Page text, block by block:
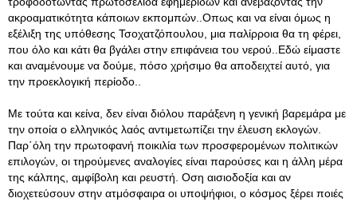
ακροαματικότητα κάποιων εκπομπών..Οπως και να είναι όμως η
εξέλιξη της υπόθεσης Τσοχατζόπουλου, μια παλίρροια θα τη φέρει,
που όλο και κάτι θα βγάλει στην επιφάνεια του νερού..Εδώ είμαστε
και αναμένουμε να δούμε, πόσο χρήσιμο θα αποδειχτεί αυτό, για
την προεκλογική περίοδο..
Με τούτα και κείνα, δεν είναι διόλου παράξενη η γενική βαρεμάρα με
την οποία ο ελληνικός λαός αντιμετωπίζει την έλευση εκλογών.
Παρ΄όλη την πρωτοφανή ποικιλία των προσφερομένων πολιτικών
επιλογών, οι τηρούμενες αναλογίες είναι παρούσες και η άλλη μέρα
της κάλπης, αμφίβολη και ρευστή. Οση αισιοδοξία και αν
διοχετεύσουν στην ατμόσφαιρα οι υποψήφιοι, ο κόσμος ξέρει ποιές